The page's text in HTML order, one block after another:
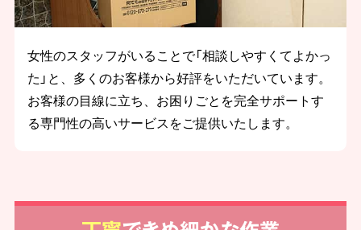
女性のスタッフがいることで「相談しやすくてよかっ
た」と、多くのお客様から好評をいただいています。
お客様の目線に立ち、お困りごとを完全サポートす
る専門性の高いサービスをご提供いたします。